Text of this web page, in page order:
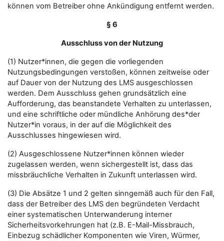
können vom Betreiber ohne Ankündigung entfernt werden.
§ 6
Ausschluss von der Nutzung
(1) Nutzer*innen, die gegen die vorliegenden
Nutzungsbedingungen verstoßen, können zeitweise oder
auf Dauer von der Nutzung des LMS ausgeschlossen
werden. Dem Ausschluss gehen grundsätzlich eine
Aufforderung, das beanstandete Verhalten zu unterlassen,
und eine schriftliche oder mündliche Anhörung des*der
Nutzer*in voraus, in der auf die Möglichkeit des
Ausschlusses hingewiesen wird.
(2) Ausgeschlossene Nutzer*innen können wieder
zugelassen werden, wenn sichergestellt ist, dass das
missbräuchliche Verhalten in Zukunft unterlassen wird.
(3) Die Absätze 1 und 2 gelten sinngemäß auch für den Fall,
dass der Betreiber des LMS den begründeten Verdacht
einer systematischen Unterwanderung interner
Sicherheitsvorkehrungen hat (z.B. E-Mail-Missbrauch,
Einbezug schädlicher Komponenten wie Viren, Würmer,